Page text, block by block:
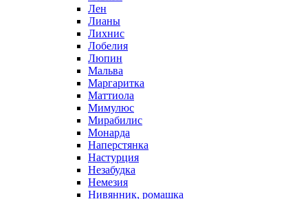
Лен
Лианы
Лихнис
Лобелия
Люпин
Мальва
Маргаритка
Маттиола
Мимулюс
Мирабилис
Монарда
Наперстянка
Настурция
Незабудка
Немезия
Нивянник, ромашка